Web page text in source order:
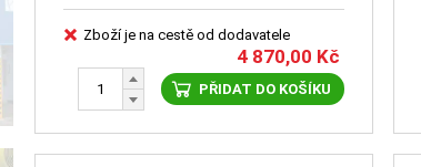
Zboží je na cestě od dodavatele
4 870,00 Kč
PŘIDAT DO KOŠÍKU